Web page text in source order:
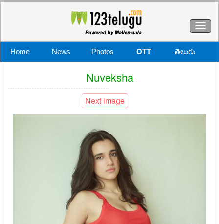
Home News Photos OTT తెలుగు
Nuveksha
Next image